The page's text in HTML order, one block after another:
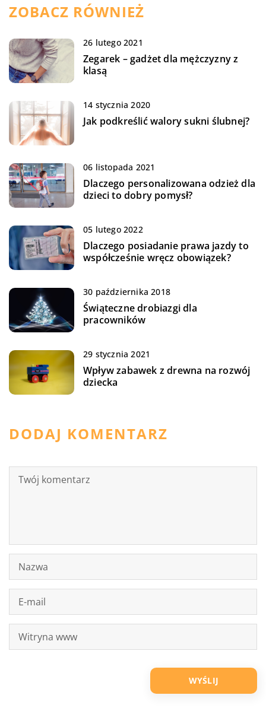
ZOBACZ RÓWNIEŻ
26 lutego 2021
Zegarek – gadżet dla mężczyzny z
klasą
14 stycznia 2020
Jak podkreślić walory sukni ślubnej?
06 listopada 2021
Dlaczego personalizowana odzież dla
dzieci to dobry pomysł?
05 lutego 2022
Dlaczego posiadanie prawa jazdy to
współcześnie wręcz obowiązek?
30 października 2018
Świąteczne drobiazgi dla
pracowników
29 stycznia 2021
Wpływ zabawek z drewna na rozwój
dziecka
DODAJ KOMENTARZ